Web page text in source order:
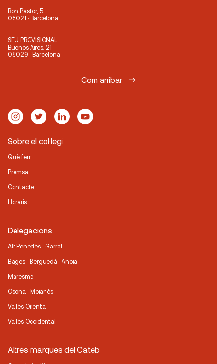
Bon Pastor, 5
08021 · Barcelona
SEU PROVISIONAL
Buenos Aires, 21
08029 · Barcelona
Com arribar
Sobre el col·legi
Què fem
Premsa
Contacte
Horaris
Delegacions
Alt Penedès · Garraf
Bages · Berguedà · Anoia
Maresme
Osona · Moianès
Vallès Oriental
Vallès Occidental
Altres marques del Cateb